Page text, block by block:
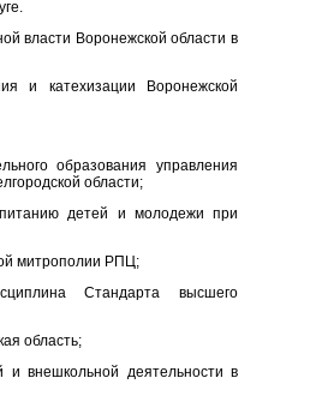
власти Воронежской области в
и катехизации Воронежской
образования управления
области;
детей и молодежи при
митрополии РПЦ;
Стандарта высшего
область;
и внешкольной деятельности в